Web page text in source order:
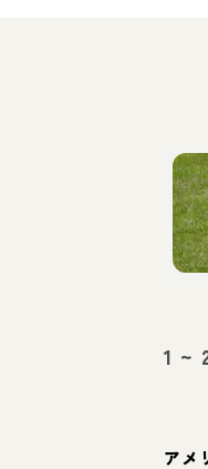
1 ~
アメ